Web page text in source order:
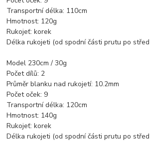
Transportní délka: 110cm
Hmotnost: 120g
Rukojeť: korek
Délka rukojeti (od spodní části prutu po střed
Model 230cm / 30g
Počet dílů: 2
Průměr blanku nad rukojetí: 10.2mm
Počet oček: 9
Transportní délka: 120cm
Hmotnost: 140g
Rukojeť: korek
Délka rukojeti (od spodní části prutu po střed